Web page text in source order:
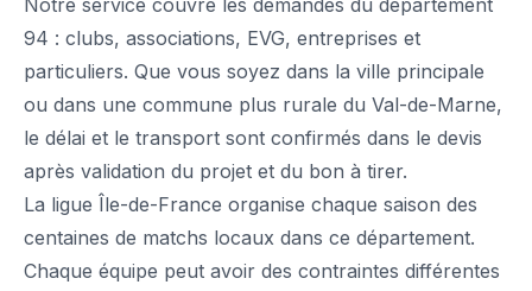
Notre service couvre les demandes du département
94 : clubs, associations, EVG, entreprises et
particuliers. Que vous soyez dans la ville principale
ou dans une commune plus rurale du Val-de-Marne,
le délai et le transport sont confirmés dans le devis
après validation du projet et du bon à tirer.
La ligue Île-de-France organise chaque saison des
centaines de matchs locaux dans ce département.
Chaque équipe peut avoir des contraintes différentes